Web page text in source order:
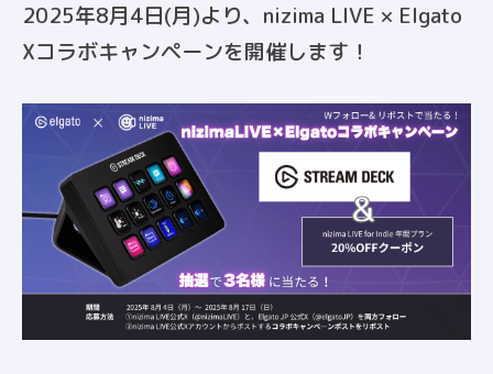
2025年8月4日(月)より、nizima LIVE × Elgato
Xコラボキャンペーンを開催します！